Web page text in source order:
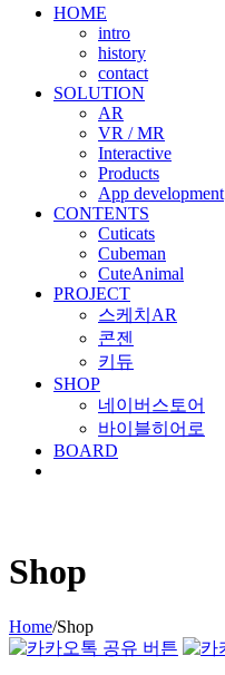
HOME
intro
history
contact
SOLUTION
AR
VR / MR
Interactive
Products
App development
CONTENTS
Cuticats
Cubeman
CuteAnimal
PROJECT
스케치AR
콘젠
키듀
SHOP
네이버스토어
바이블히어로
BOARD
Shop
Home/Shop